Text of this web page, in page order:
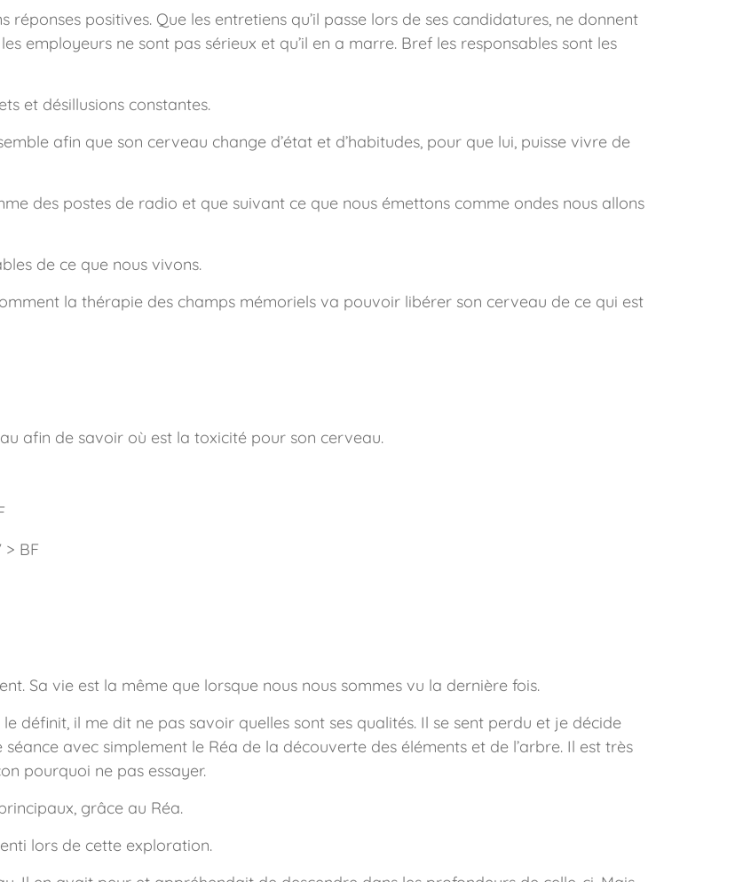
positives. Que les entretiens qu’il passe lors de ses candidatures, ne donnent
employeurs ne sont pas sérieux et qu’il en a marre. Bref les responsables sont les
et désillusions constantes.
afin que son cerveau change d’état et d’habitudes, pour que lui, puisse vivre de
des postes de radio et que suivant ce que nous émettons comme ondes nous allons
de ce que nous vivons.
la thérapie des champs mémoriels va pouvoir libérer son cerveau de ce qui est
afin de savoir où est la toxicité pour son cerveau.
> BF
Sa vie est la même que lorsque nous nous sommes vu la dernière fois.
définit, il me dit ne pas savoir quelles sont ses qualités. Il se sent perdu et je décide
avec simplement le Réa de la découverte des éléments et de l’arbre. Il est très
pourquoi ne pas essayer.
grâce au Réa.
lors de cette exploration.